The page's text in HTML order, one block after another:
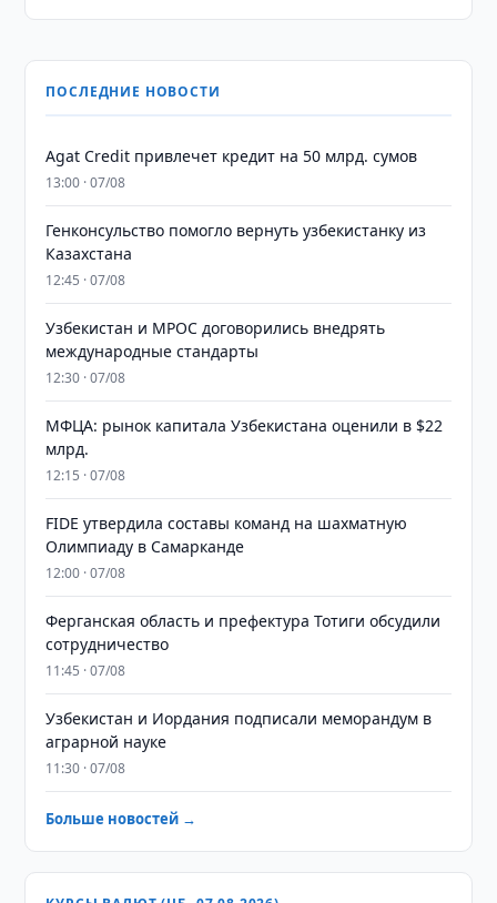
ПОСЛЕДНИЕ НОВОСТИ
Agat Credit привлечет кредит на 50 млрд. сумов
13:00 · 07/08
Генконсульство помогло вернуть узбекистанку из
Казахстана
12:45 · 07/08
Узбекистан и MPOC договорились внедрять
международные стандарты
12:30 · 07/08
МФЦА: рынок капитала Узбекистана оценили в $22
млрд.
12:15 · 07/08
FIDE утвердила составы команд на шахматную
Олимпиаду в Самарканде
12:00 · 07/08
Ферганская область и префектура Тотиги обсудили
сотрудничество
11:45 · 07/08
Узбекистан и Иордания подписали меморандум в
аграрной науке
11:30 · 07/08
Больше новостей →